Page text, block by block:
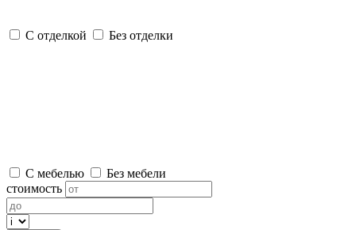
С отделкой Без отделки
С мебелью
Без мебели
стоимость